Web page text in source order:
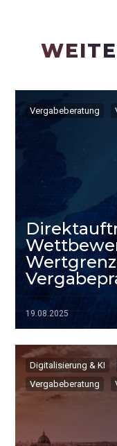
Vergabeberatung
19.08.2025
▷▷▷
Digitalisierung & KI
Vergabeberatung